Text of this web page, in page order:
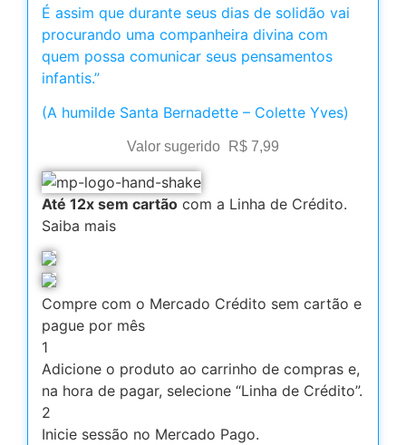
É assim que durante seus dias de solidão vai
procurando uma companheira divina com
quem possa comunicar seus pensamentos
infantis.”
(A humilde Santa Bernadette – Colette Yves)
Valor sugerido R$ 7,99
Até 12x sem cartão com a Linha de Crédito.
Saiba mais
Compre com o Mercado Crédito sem cartão e
pague por mês
1
Adicione o produto ao carrinho de compras e,
na hora de pagar, selecione “Linha de Crédito”.
2
Inicie sessão no Mercado Pago.